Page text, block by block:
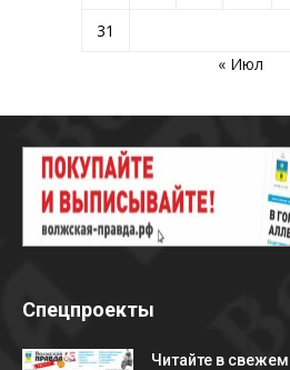
31
« Июл
Спецпроекты
Читайте в